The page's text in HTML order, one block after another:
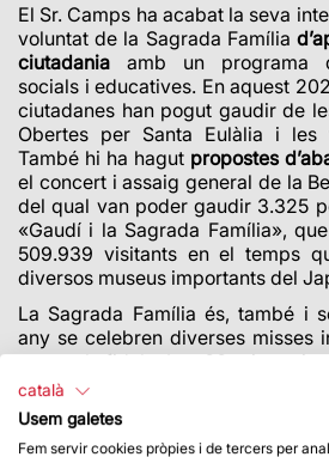
El Sr. Camps ha acabat la seva
voluntat de la Sagrada Família
ciutadania amb un programa
socials i educatives. En aquest
ciutadanes han pogut gaudir de
Obertes per Santa Eulàlia i
També hi ha hagut propostes
el concert i assaig general de la
del qual van poder gaudir 3.325
«Gaudí i la Sagrada Família»,
509.939 visitants en el temps
diversos museus importants del
La Sagrada Família és, també i
any se celebren diverses misses
a tots els fidels. Les 66 misses
celebrat aquest 2023 han
280.670 persones han visitat la
la Basílica.
català
Usem galetes
Fem servir cookies pròpies i de tercers per